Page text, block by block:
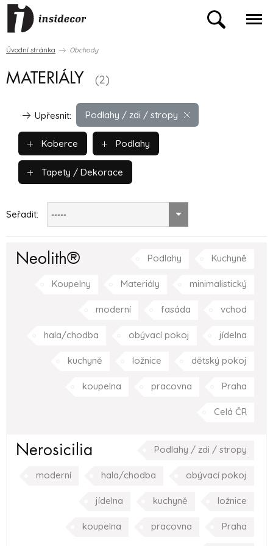
Úvodní stránka Obchody
MATERIÁLY (2)
Podlahy / zdi / stropy
Upřesnit:
Koberce Podlahy
Tapety / Dekorace
Seřadit: -----
Neolith® Podlahy Kuchyně
Koupelny Materiály minimalistický
moderní fasáda vchod
hala/chodba obývací pokoj jídelna
kuchyně ložnice dětský pokoj
koupelna pracovna Praha
Celá ČR
Nerosicilia Podlahy / zdi / stropy
moderní hala/chodba obývací pokoj
jídelna kuchyně ložnice
koupelna pracovna Praha